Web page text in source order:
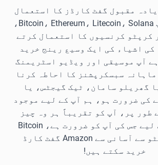
مقبول گفٹ کارڈز کا استعمال
کرتے ہوئے، آپ Bitcoin، Ethereum، Litecoin، Solana،
دیگر کرپٹو کرنسیوں کا استعمال کرتے
کی اشیاء کی ایک وسیع رینج خرید
آپ موسیقی اور ویڈیو اسٹریمنگ
سبسکرپشنز کا احاطہ کرنا
گھریلو سامان، ٹیک گیجٹس، یا
کی ضرورت ہو، ہم آپ کے لیے موجود
طور پر، آپ کو تقریباً ہر وہ چیز
حاصل کرنے کے لیے جس کی آپ کو ضرورت ہے، Bitcoin
یا دیگر کرپٹو سے آسانی سے Amazon گفٹ کارڈ
خرید سکتے ہیں!